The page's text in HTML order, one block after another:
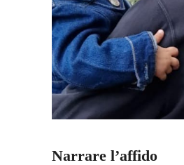
Narrare l’affido